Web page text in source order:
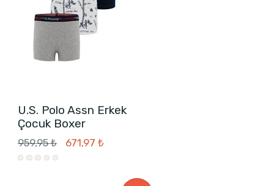
U.S. Polo Assn Erkek
Çocuk Boxer
959,95 ₺ 671,97 ₺